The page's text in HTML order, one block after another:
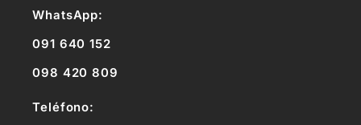
WhatsApp:
091 640 152
098 420 809
Teléfono: